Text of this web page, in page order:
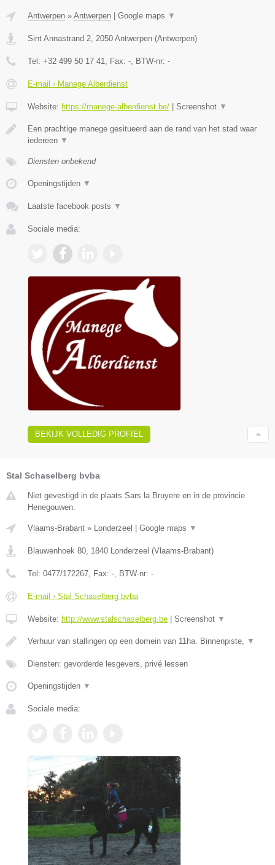
Antwerpen » Antwerpen | Google maps ▼
Sint Annastrand 2 2050 Antwerpen (Antwerpen)
Tel: +32 499 50 17 41 , Fax: - , BTW-nr: -
E-mail › Manege Alberdienst
Website: https://manege-alberdienst.be/ | Screenshot ▼
Een prachtige manege gesitueerd aan de rand van het stad waar
iedereen ▼
Diensten onbekend
Openingstijden ▼
Laatste facebook posts ▼
Sociale media:
BEKIJK VOLLEDIG PROFIEL
Stal Schaselberg bvba
Niet gevestigd in de plaats Sars la Bruyere en in de provincie
Henegouwen.
Vlaams-Brabant » Londerzeel | Google maps ▼
Blauwenhoek 80 1840 Londerzeel (Vlaams-Brabant)
Tel: 0477/172267 , Fax: - , BTW-nr: -
E-mail › Stal Schaselberg bvba
Website: http://www.stalschaselberg.be | Screenshot ▼
Verhuur van stallingen op een domein van 11ha. Binnenpiste, ▼
Diensten: gevorderde lesgevers, privé lessen
Openingstijden ▼
Sociale media: